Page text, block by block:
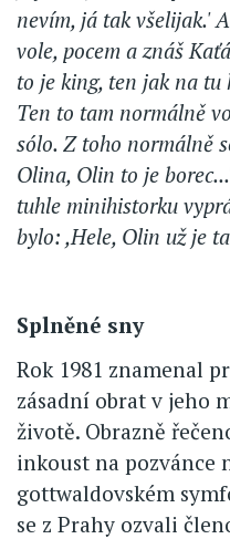
nevím, já tak všelijak.'
vole, pocem a znáš
to je king, ten jak na tu
Ten to tam normálně
sólo. Z toho normálně
Olina, Olin to je
tuhle minihistorku
bylo: ,Hele, Olin už je
Splněné sny
Rok 1981 znamenal
zásadní obrat v jeho
životě. Obrazně
inkoust na pozvánce
gottwaldovském
se z Prahy ozvali